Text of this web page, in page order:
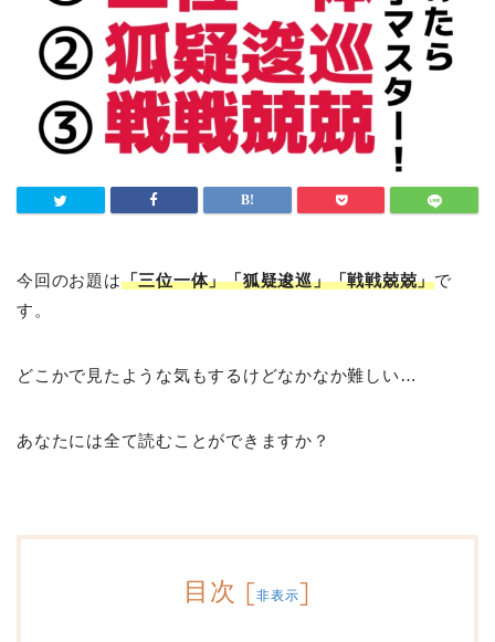
今回のお題は「三位一体」「狐疑逡巡」「戦戦兢兢」で
す。
どこかで見たような気もするけどなかなか難しい…
あなたには全て読むことができますか？
目次 [非表示]